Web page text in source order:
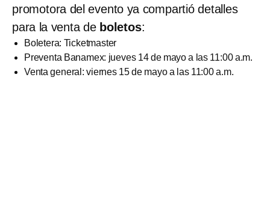
promotora del evento ya compartió detalles
para la venta de boletos:
Boletera: Ticketmaster
Preventa Banamex: jueves 14 de mayo a las 11:00 a.m.
Venta general: viernes 15 de mayo a las 11:00 a.m.